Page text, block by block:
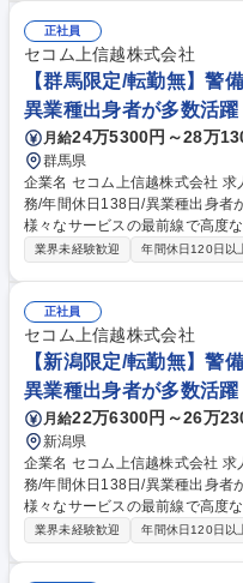
が『感光材』。つまり、あなた
支える基盤そのもの！ 《主な仕
不純物の除去 ■製品の乾燥 ■品質保
【製造職/千葉】平均年収709万
カー
正社員
セコム上信越株式会社
【群馬限定/転勤無】警
異業種出身者が多数活
月給24万5300円～28万
群馬県
企業名 セコム上信越株式会社 求人名 【群馬限定/転勤無】警備保守点検業
務/年間休日138日/異業種出身者が多数活躍 仕事の内容
様々なサービスの最前線で高度
いお仕事です。4泊5日の研修や
ンサーなどの機械が正常に動作
キルによって、多岐にわたる職
登用の道もございます。 募集職種 【群馬限定/転勤無】警備保守点検業務/
年間休日138日/異業種出身者が
業界未経験歓迎 年間休日120日以
正社員
セコム上信越株式会社
【新潟限定/転勤無】警
異業種出身者が多数活
月給22万6300円～26万
新潟県
企業名 セコム上信越株式会社 求人名 【新潟限定/転勤無】警備保守点検業
務/年間休日138日/異業種出身者が多数活躍 仕事の内容
様々なサービスの最前線で高度
いお仕事です。4泊5日の研修や
業界未経験歓迎 年間休日120日以